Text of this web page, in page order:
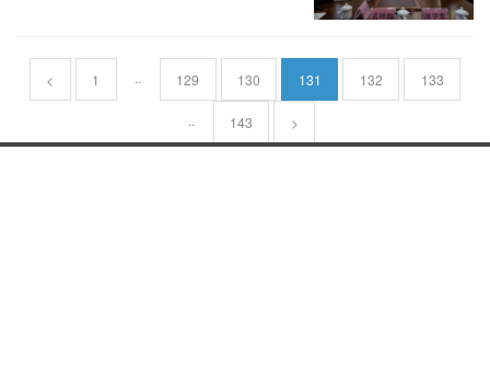
< 1 .. 129 130 131 132 133
.. 143 >